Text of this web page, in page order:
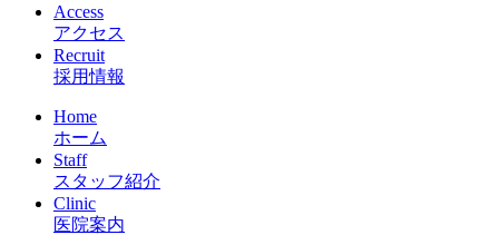
Access
アクセス
Recruit
採用情報
Home
ホーム
Staff
スタッフ紹介
Clinic
医院案内